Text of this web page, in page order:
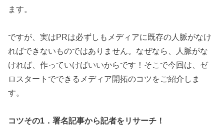
ます。
ですが、実はPRは必ずしもメディアに既存の人脈がなけ
ればできないものではありません。なぜなら、人脈がな
ければ、作っていけばいいからです！そこで今回は、ゼ
ロスタートでできるメディア開拓のコツをご紹介しま
す。
コツその1．署名記事から記者をリサーチ！